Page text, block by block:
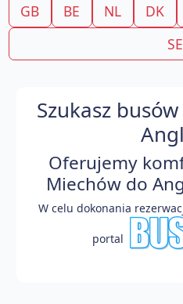
GB BE NL DK
SE
Szukasz
Oferujemy
Miechów do
W celu dokonania
portal